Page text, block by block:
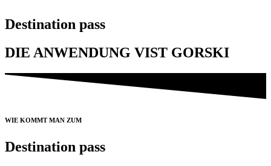
Destination pass
DIE ANWENDUNG VIST GORSKI
WIE KOMMT MAN ZUM
Destination pass